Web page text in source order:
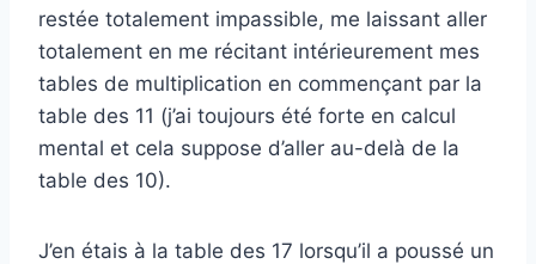
restée totalement impassible, me laissant aller
totalement en me récitant intérieurement mes
tables de multiplication en commençant par la
table des 11 (j’ai toujours été forte en calcul
mental et cela suppose d’aller au-delà de la
table des 10).
J’en étais à la table des 17 lorsqu’il a poussé un